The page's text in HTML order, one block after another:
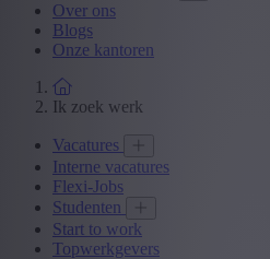
Over ons
Blogs
Onze kantoren
Ik zoek werk
Vacatures
Interne vacatures
Flexi-Jobs
Studenten
Start to work
Topwerkgevers